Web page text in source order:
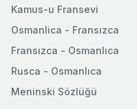
Kamus-u Fransevi
Osmanlica - Fransızca
Fransızca - Osmanlıca
Rusca - Osmanlıca
Meninski Sözlüğü